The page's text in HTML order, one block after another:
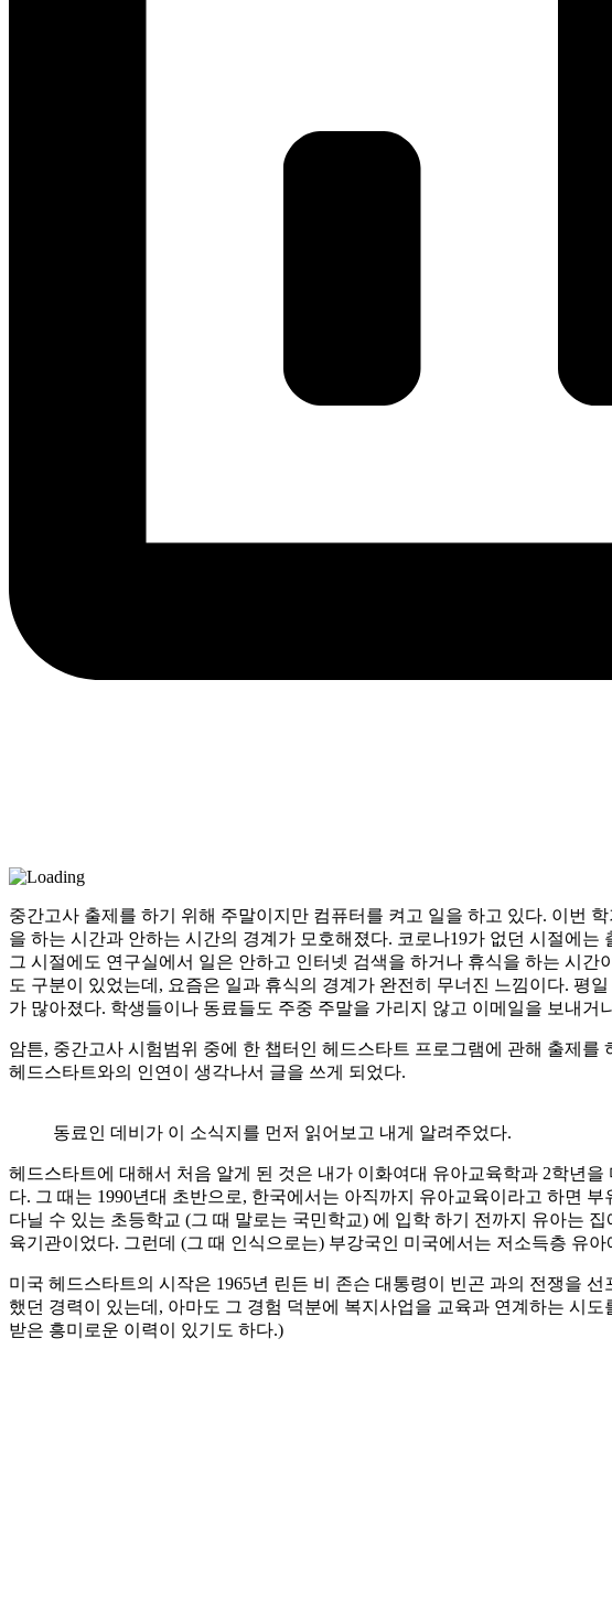
중간고사 출제를 하기 위해 주말이지만 컴퓨터를 켜고 일을 하고 있다. 이번
을 하는 시간과 안하는 시간의 경계가 모호해졌다. 코로나19가 없던 시절에
그 시절에도 연구실에서 일은 안하고 인터넷 검색을 하거나 휴식을 하는 시
도 구분이 있었는데, 요즘은 일과 휴식의 경계가 완전히 무너진 느낌이다. 평
가 많아졌다. 학생들이나 동료들도 주중 주말을 가리지 않고 이메일을 보내거
암튼, 중간고사 시험범위 중에 한 챕터인 헤드스타트 프로그램에 관해 출제
헤드스타트와의 인연이 생각나서 글을 쓰게 되었다.
동료인 데비가 이 소식지를 먼저 읽어보고 내게 알려주었다.
헤드스타트에 대해서 처음 알게 된 것은 내가 이화여대 유아교육학과 2학년
다. 그 때는 1990년대 초반으로, 한국에서는 아직까지 유아교육이라고 하면
다닐 수 있는 초등학교 (그 때 말로는 국민학교) 에 입학 하기 전까지 유아는
육기관이었다. 그런데 (그 때 인식으로는) 부강국인 미국에서는 저소득층 유
미국 헤드스타트의 시작은 1965년 린든 비 존슨 대통령이 빈곤 과의 전쟁을
했던 경력이 있는데, 아마도 그 경험 덕분에 복지사업을 교육과 연계하는 시
받은 흥미로운 이력이 있기도 하다.)